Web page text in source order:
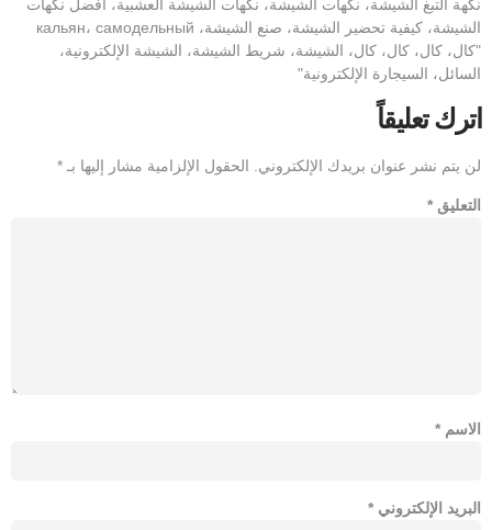
نكهة التبغ الشيشة، نكهات الشيشة، نكهات الشيشة العشبية، أفضل نكهات
الشيشة، كيفية تحضير الشيشة، صنع الشيشة، кальян، самодельный
"كال، كال، كال، كال، الشيشة، شريط الشيشة، الشيشة الإلكترونية،
السائل، السيجارة الإلكترونية"
اترك تعليقاً
لن يتم نشر عنوان بريدك الإلكتروني. الحقول الإلزامية مشار إليها بـ *
التعليق *
الاسم *
البريد الإلكتروني *